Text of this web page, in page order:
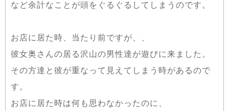
など余計なことが頭をぐるぐるしてしまうのです。
お店に居た時、当たり前ですが、、
彼女奥さんの居る沢山の男性達が遊びに来ました。
その方達と彼が重なって見えてしまう時があるので
す。
お店に居た時は何も思わなかったのに、